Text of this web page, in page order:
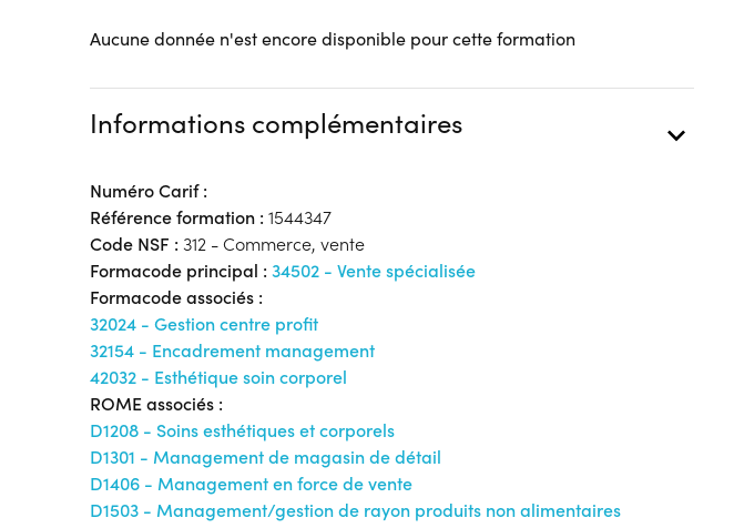
Aucune donnée n'est encore disponible pour cette formation
Informations complémentaires
Numéro Carif :
Référence formation : 1544347
Code NSF : 312 - Commerce, vente
Formacode principal : 34502 - Vente spécialisée
Formacode associés :
32024 - Gestion centre profit
32154 - Encadrement management
42032 - Esthétique soin corporel
ROME associés :
D1208 - Soins esthétiques et corporels
D1301 - Management de magasin de détail
D1406 - Management en force de vente
D1503 - Management/gestion de rayon produits non alimentaires